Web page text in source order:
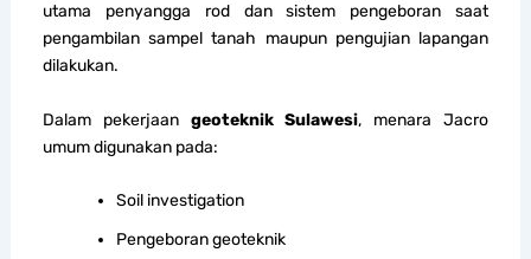
utama penyangga rod dan sistem pengeboran saat
pengambilan sampel tanah maupun pengujian lapangan
dilakukan.
Dalam pekerjaan geoteknik Sulawesi, menara Jacro
umum digunakan pada:
Soil investigation
Pengeboran geoteknik